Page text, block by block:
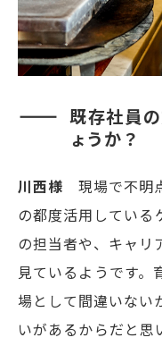
既存社員
ょうか？
川西様 現場で不明
の都度活用している
の担当者や、キャリ
見ているようです。
場として間違いない
いがあるからだと思